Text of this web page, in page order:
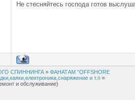
Не стесняйтесь господа готов
СПИННИНГА » ФАНАТАМ "OFFSHORE
и т.п »
и обслуживание)